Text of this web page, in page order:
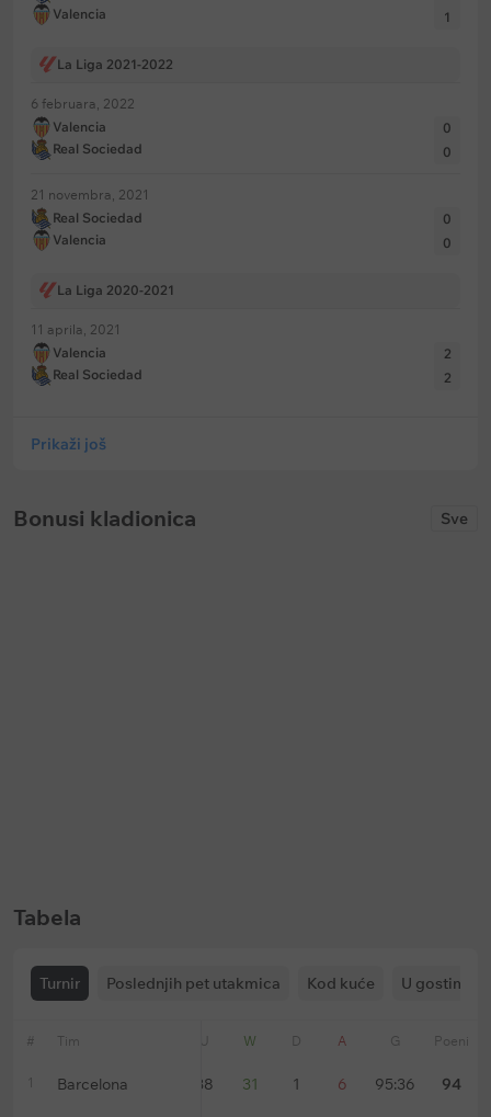
Valencia
1
La Liga 2021-2022
6 februara, 2022
Valencia
Real Sociedad
0
0
21 novembra, 2021
Real Sociedad
Valencia
0
0
La Liga 2020-2021
11 aprila, 2021
Valencia
Real Sociedad
2
2
Prikaži još
Bonusi kladionica Sve
Tabela
Turnir Poslednjih pet utakmica Kod kuće U gostima
# Tim U W D A G Poeni
1 Barcelona 38 31 1 6 95:36 94